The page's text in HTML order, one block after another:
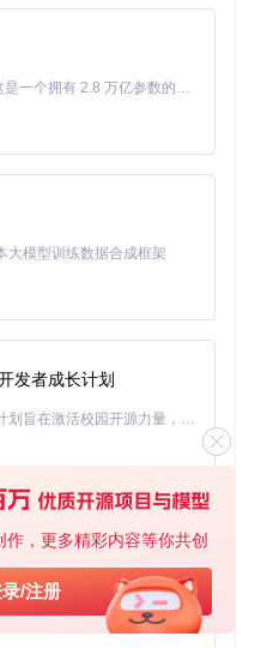
，更多精彩内容等你共创
/注册
隆过程可能需要几分钟时
键启动所有服务组件
，最终输出类似以下内
... done
done
Kimi K3 是Kimi能力最强的模型：这是一个拥有 2.8 万亿参数的混合专家（MoE）模型，具备原生视觉理解能力，并支持 100 万 token 的上下文窗口。
大模型训练数据合成框架
发者成长计划
「源启盛夏」暑期校园开发者成长计划旨在激活校园开源力量，通过积分激励、认证扶持、资源倾斜等形式，引导高校组织和开发者完成「入驻 — 建项目 — 做贡献 — 获认证 — 得资源」的完整闭环。无论你是想带领社团入驻平台的组织者，还是希望用代码贡献证明自己的开发者，都能在这里找到属于你的成长路径。
基于Python的Xiaozhi AI，适用于想要完整Xiaozhi体验而无需拥有专用硬件的用户。